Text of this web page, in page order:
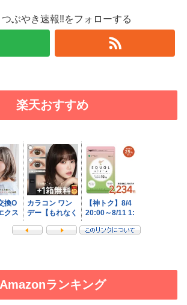
ぶやき速報‼をフォローする
楽天おすすめ
Amazonランキング